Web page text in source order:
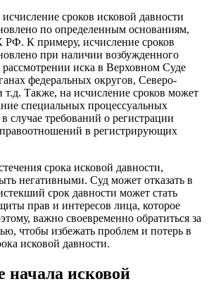
сроков исковой давности
по определенным основаниям,
К примеру, исчисление сроков
при наличии возбужденного
иска в Верховном Суде
федеральных округов, Северо-
т.д. Также, на исчисление сроков может
специальных процессуальных
случае требований о регистрации
в регистрирующих
срока исковой давности,
негативными. Суд может отказать в
срок давности может стать
прав и интересов лица, которое
важно своевременно обратиться за
чтобы избежать проблем и потерь в
исковой давности.
начала исковой